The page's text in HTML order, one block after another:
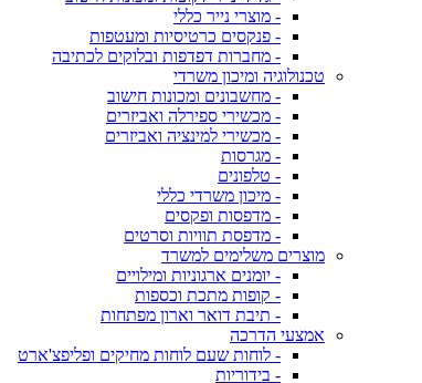
- מוצרי נייר כללי
- פנקסים כרטיסיות ומעטפות
- מחברות דפדפות ובלוקים לכתיבה
טכנולוגיה ומיכון משרדי
- מחשבונים ומכונות חישוב
- מכשירי ספירלה ואביזרים
- מכשירי למינציה ואביזרים
- מגרסות
- טלפונים
- מיכון משרדי כללי
- מדפסות ופקסים
- מדפסת תוויות וסרטים
מוצרים משלימים למשרד
- יומנים ארגוניות ומילויים
- קופות מתכת וכספות
- תיבת דואר וארון מפתחות
אמצעי הדרכה
- לוחות שעם לוחות מחיקים ופליפצ'ארט
- בידוריות